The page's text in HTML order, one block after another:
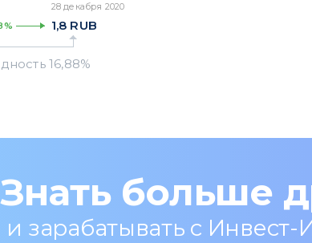
28 декабря 2020
1,8 RUB
Знать больше
и зарабатывать с Инвест-